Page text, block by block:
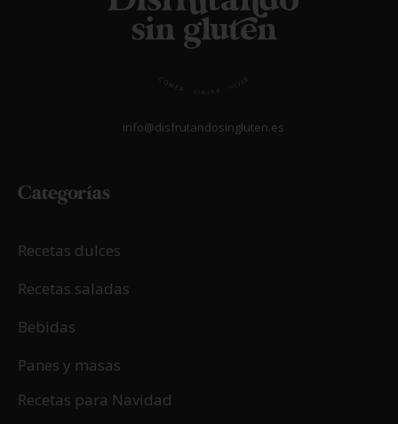
info@disfrutandosingluten.es
Categorías
Recetas dulces
Recetas saladas
Bebidas
Panes y masas
Recetas para Navidad